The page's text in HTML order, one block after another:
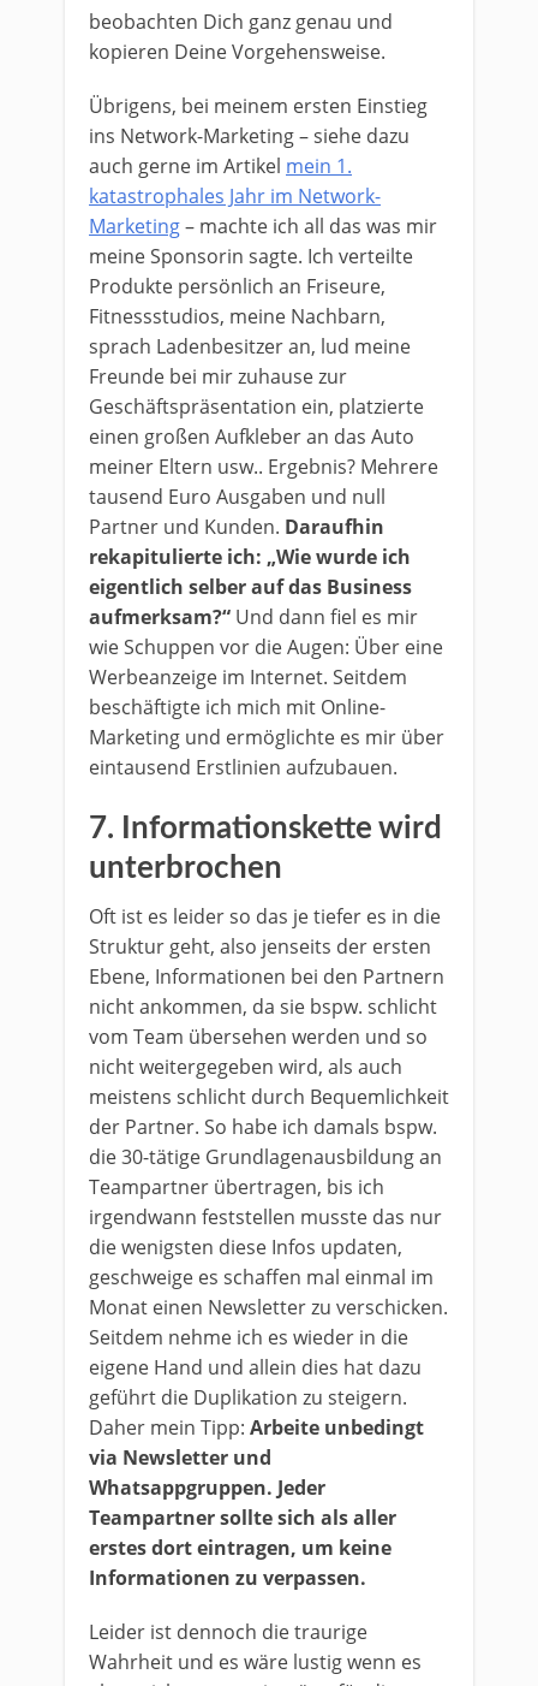
beobachten Dich ganz genau und
kopieren Deine Vorgehensweise.
Übrigens, bei meinem ersten Einstieg
ins Network-Marketing – siehe dazu
auch gerne im Artikel mein 1.
katastrophales Jahr im Network-
Marketing– machte ich all das was mir
meine Sponsorin sagte. Ich verteilte
Produkte persönlich an Friseure,
Fitnessstudios, meine Nachbarn,
sprach Ladenbesitzer an, lud meine
Freunde bei mir zuhause zur
Geschäftspräsentation ein, platzierte
einen großen Aufkleber an das Auto
meiner Eltern usw.. Ergebnis? Mehrere
tausend Euro Ausgaben und null
Partner und Kunden. Daraufhin
rekapitulierte ich: „Wie wurde ich
eigentlich selber auf das Business
aufmerksam?“ Und dann fiel es mir
wie Schuppen vor die Augen: Über eine
Werbeanzeige im Internet. Seitdem
beschäftigte ich mich mit Online-
Marketing und ermöglichte es mir über
eintausend Erstlinien aufzubauen.
7. Informationskette wird
unterbrochen
Oft ist es leider so das je tiefer es in die
Struktur geht, also jenseits der ersten
Ebene, Informationen bei den Partnern
nicht ankommen, da sie bspw. schlicht
vom Team übersehen werden und so
nicht weitergegeben wird, als auch
meistens schlicht durch Bequemlichkeit
der Partner. So habe ich damals bspw.
die 30-tätige Grundlagenausbildung an
Teampartner übertragen, bis ich
irgendwann feststellen musste das nur
die wenigsten diese Infos updaten,
geschweige es schaffen mal einmal im
Monat einen Newsletter zu verschicken.
Seitdem nehme ich es wieder in die
eigene Hand und allein dies hat dazu
geführt die Duplikation zu steigern.
Daher mein Tipp: Arbeite unbedingt
via Newsletter und
Whatsappgruppen. Jeder
Teampartner sollte sich als aller
erstes dort eintragen, um keine
Informationen zu verpassen.
Leider ist dennoch die traurige
Wahrheit und es wäre lustig wenn es